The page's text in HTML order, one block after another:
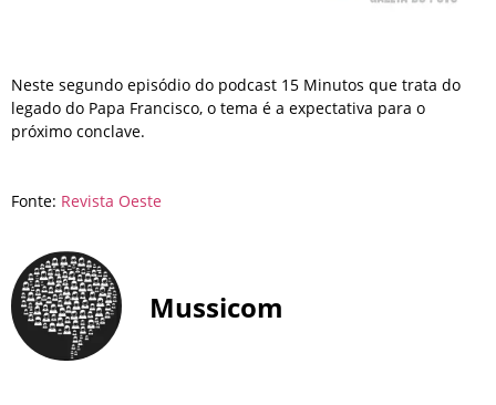
Neste segundo episódio do podcast 15 Minutos que trata do
legado do Papa Francisco, o tema é a expectativa para o
próximo conclave.
Fonte: Revista Oeste
Mussicom